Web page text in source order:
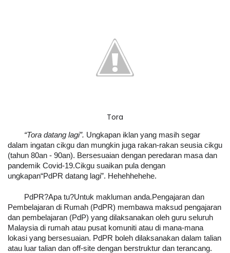
Tora
“Tora datang lagi”. Ungkapan iklan yang masih segar
dalam ingatan cikgu dan mungkin juga rakan-rakan seusia cikgu
(tahun 80an - 90an). Bersesuaian dengan peredaran masa dan
pandemik Covid-19.Cikgu suaikan pula dengan
ungkapan“PdPR datang lagi”. Hehehhehehe.
PdPR?Apa tu?Untuk makluman anda.Pengajaran dan
Pembelajaran di Rumah (PdPR) membawa maksud pengajaran
dan pembelajaran (PdP) yang dilaksanakan oleh guru seluruh
Malaysia di rumah atau pusat komuniti atau di mana-mana
lokasi yang bersesuaian. PdPR boleh dilaksanakan dalam talian
atau luar talian dan off-site dengan berstruktur dan terancang.